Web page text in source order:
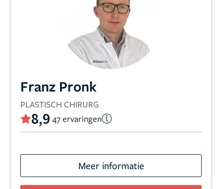
Franz Pronk
PLASTISCH CHIRURG
8,9 47 ervaringen
Meer informatie